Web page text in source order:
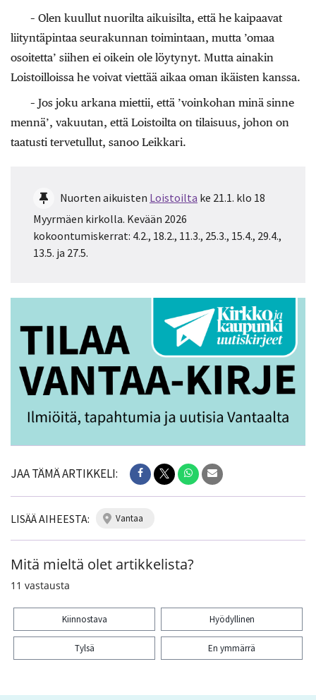
– Olen kuullut nuorilta aikuisilta, että he kaipaavat
liityntäpintaa seurakunnan toimintaan, mutta ’omaa
osoitetta’ siihen ei oikein ole löytynyt. Mutta ainakin
Loistoilloissa he voivat viettää aikaa oman ikäisten kanssa.
– Jos joku arkana miettii, että ’voinkohan minä sinne
mennä’, vakuutan, että Loistoilta on tilaisuus, johon on
taatusti tervetullut, sanoo Leikkari.
Nuorten aikuisten Loistoilta ke 21.1. klo 18
Myyrmäen kirkolla. Kevään 2026
kokoontumiskerrat: 4.2., 18.2., 11.3., 25.3., 15.4., 29.4.,
13.5. ja 27.5.
JAA TÄMÄ ARTIKKELI:
LISÄÄ AIHEESTA: vantaa
Mitä mieltä olet artikkelista?
11 vastausta
Kiinnostava Hyödyllinen
Tylsä En ymmärrä